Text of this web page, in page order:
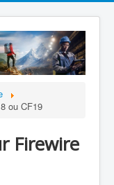
ou CF19
Firewire